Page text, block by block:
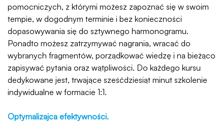
pomocniczych, z którymi możesz zapoznać się w swoim
tempie, w dogodnym terminie i bez konieczności
dopasowywania się do sztywnego harmonogramu.
Ponadto możesz zatrzymywać nagrania, wracać do
wybranych fragmentów, porządkować wiedzę i na bieżąco
zapisywać pytania oraz wątpliwości. Do każdego kursu
dedykowane jest, trwające sześćdziesiąt minut szkolenie
indywidualne w formacie 1:1.
Optymalizajca efektywności.